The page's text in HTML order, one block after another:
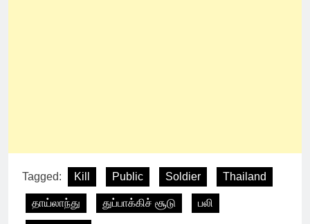
Tagged: Kill Public Soldier Thailand
தாய்லாந்து துப்பாக்கிச் சூடு பலி